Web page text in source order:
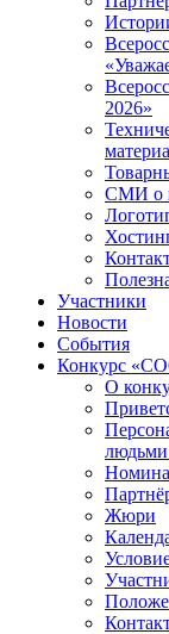
2026»
СМИ о
Участники
Новости
События
Конкурс
О
Жюри